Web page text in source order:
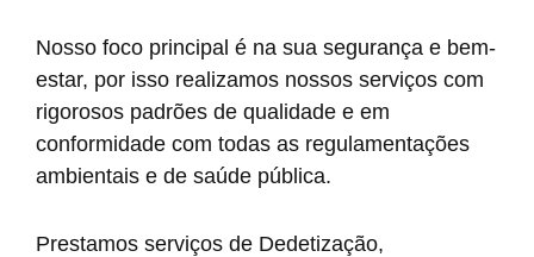
Nosso foco principal é na sua segurança e bem-
estar, por isso realizamos nossos serviços com
rigorosos padrões de qualidade e em
conformidade com todas as regulamentações
ambientais e de saúde pública.
Prestamos serviços de Dedetização,